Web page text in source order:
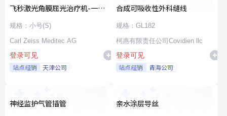
飞秒激光角膜屈光治疗机-一次
性使用无菌治疗包
规格：小号(S)
Carl Zeiss Meditec AG
登录可见
站点经销 天津公司
合成可吸收性外科缝线
规格：GL182
柯惠有限责任公司Covidien llc
登录可见
站点经销 青海公司
神经监护气管插管 亲水涂层导丝